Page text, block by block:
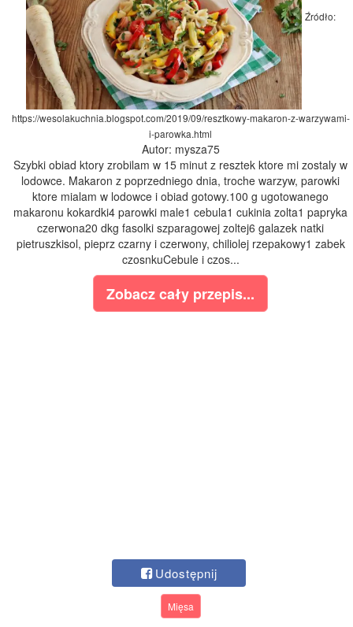
Źródło:
https://wesolakuchnia.blogspot.com/2019/09/resztkowy-makaron-z-warzywami-
i-parowka.html
Autor: mysza75
Szybki obiad ktory zrobilam w 15 minut z resztek ktore mi zostaly w
lodowce. Makaron z poprzedniego dnia, troche warzyw, parowki
ktore mialam w lodowce i obiad gotowy.100 g ugotowanego
makaronu kokardki4 parowki male1 cebula1 cukinia zolta1 papryka
czerwona20 dkg fasolki szparagowej zoltej6 galazek natki
pietruszkisol, pieprz czarny i czerwony, chiliolej rzepakowy1 zabek
czosnkuCebule i czos...
Zobacz cały przepis...
Udostępnij
Mięsa